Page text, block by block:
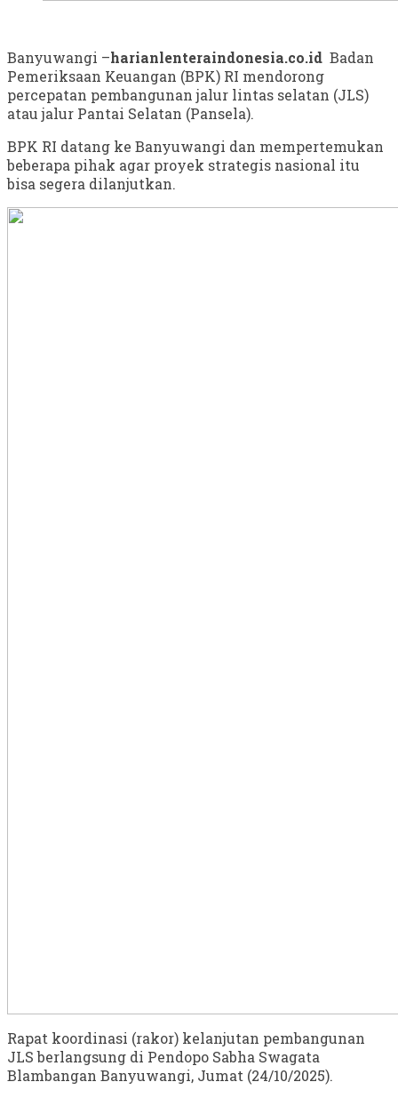
Banyuwangi –harianlenteraindonesia.co.id Badan
Pemeriksaan Keuangan (BPK) RI mendorong
percepatan pembangunan jalur lintas selatan (JLS)
atau jalur Pantai Selatan (Pansela).
BPK RI datang ke Banyuwangi dan mempertemukan
beberapa pihak agar proyek strategis nasional itu
bisa segera dilanjutkan.
Rapat koordinasi (rakor) kelanjutan pembangunan
JLS berlangsung di Pendopo Sabha Swagata
Blambangan Banyuwangi, Jumat (24/10/2025).